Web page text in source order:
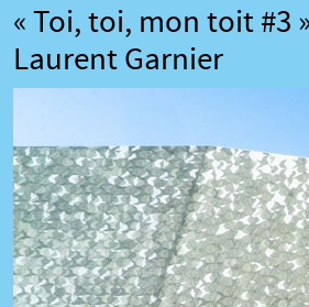
« Toi, toi, mon toit #3
Laurent Garnier